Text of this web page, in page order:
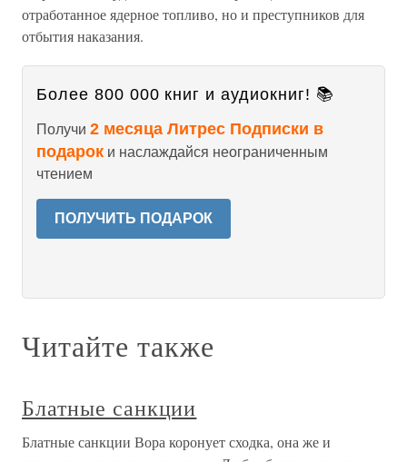
отработанное ядерное топливо, но и преступников для
отбытия наказания.
Более 800 000 книг и аудиокниг! 📚
Получи 2 месяца Литрес Подписки в
подарок и наслаждайся неограниченным
чтением
ПОЛУЧИТЬ ПОДАРОК
Читайте также
Блатные санкции
Блатные санкции Вора коронует сходка, она же и